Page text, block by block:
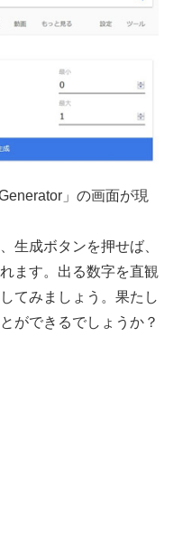
」の画面が現
生成ボタンを押せば、
ます。出る数字を直観
てみましょう。果たし
ができるでしょうか？